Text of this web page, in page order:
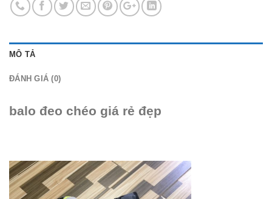
MÔ TẢ
ĐÁNH GIÁ (0)
balo đeo chéo giá rẻ đẹp